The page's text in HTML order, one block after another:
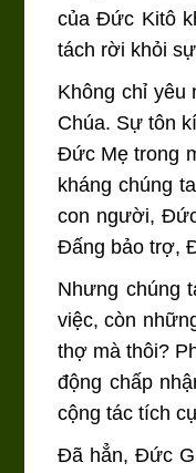
của Đức Kitô
tách rời khỏi
Không chỉ
Chúa. Sự tôn
Đức Mẹ trong
kháng chúng
con người,
Đấng bảo trợ,
Nhưng chúng
việc, còn
thợ mà thôi?
động chấp
cộng tác tích
Đã hẳn, Đức